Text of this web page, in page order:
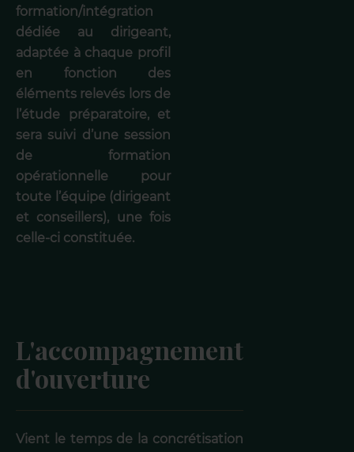
formation/intégration
dédiée au dirigeant,
adaptée à chaque profil
en fonction des
éléments relevés lors de
l’étude préparatoire, et
sera suivi d’une session
de formation
opérationnelle pour
toute l’équipe (dirigeant
et conseillers), une fois
celle-ci constituée.
L'accompagnement
d'ouverture
Vient le temps de la concrétisation